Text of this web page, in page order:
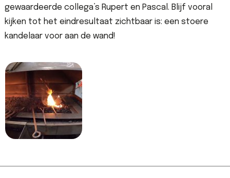
gewaardeerde collega’s Rupert en Pascal. Blijf vooral
kijken tot het eindresultaat zichtbaar is: een stoere
kandelaar voor aan de wand!